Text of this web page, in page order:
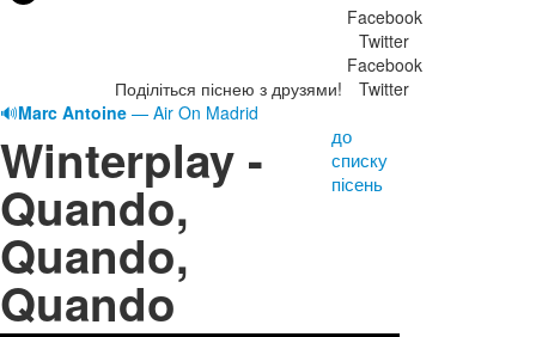
Поділіться піснею з друзями!
Facebook
Twitter
Facebook
Twitter
🔊Marc Antoine — Air On Madrid
Winterplay -
Quando,
Quando,
Quando
до
списку
пісень